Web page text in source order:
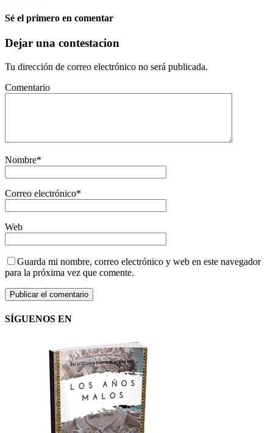
Sé el primero en comentar
Dejar una contestacion
Tu dirección de correo electrónico no será publicada.
Comentario
Nombre*
Correo electrónico*
Web
Guarda mi nombre, correo electrónico y web en este navegador
para la próxima vez que comente.
SÍGUENOS EN